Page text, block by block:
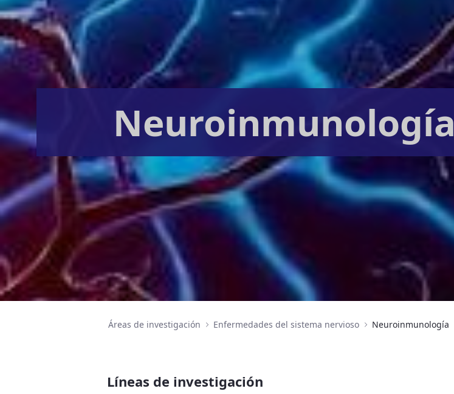
Neuroinmunología
Áreas de investigación Enfermedades del sistema nervioso Neuroinmunología
Líneas de investigación